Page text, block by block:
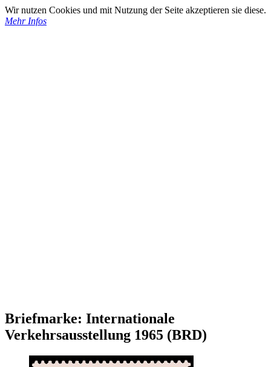
Wir nutzen Cookies und mit Nutzung der Seite akzeptieren sie diese.
Mehr Infos
Briefmarke: Internationale
Verkehrsausstellung 1965 (BRD)